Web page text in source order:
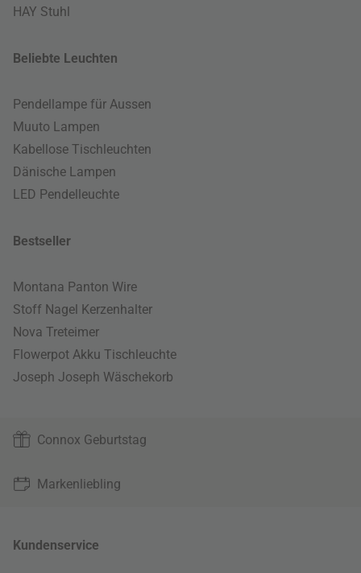
HAY Stuhl
Beliebte Leuchten
Pendellampe für Aussen
Muuto Lampen
Kabellose Tischleuchten
Dänische Lampen
LED Pendelleuchte
Bestseller
Montana Panton Wire
Stoff Nagel Kerzenhalter
Nova Treteimer
Flowerpot Akku Tischleuchte
Joseph Joseph Wäschekorb
Connox Geburtstag
Markenliebling
Kundenservice